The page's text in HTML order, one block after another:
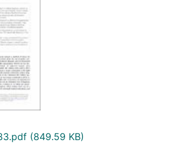
(849.59 KB)